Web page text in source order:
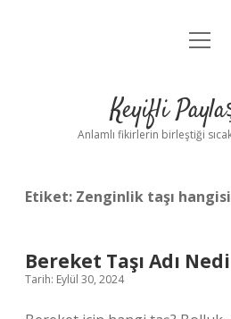
Anasayfa
Yasal
menüyü
Keyifli
Anlamlı fikirlerin birleştiği
Etiket: Zenginlik taşı hangisi
Bereket Taşı Adı
Tarih: Eylül 30, 2024